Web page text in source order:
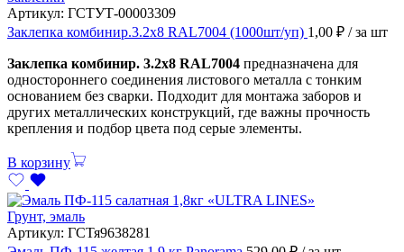
Артикул: ГСТУТ-00003309
Заклепка комбинир.3.2х8 RAL7004 (1000шт/уп) 1,00 ₽ / за шт
Заклепка комбинир. 3.2х8 RAL7004 предназначена для
одностороннего соединения листового металла с тонким
основанием без сварки. Подходит для монтажа заборов и
других металлических конструкций, где важны прочность
крепления и подбор цвета под серые элементы.
В корзину
Грунт, эмаль
Артикул: ГСТя9638281